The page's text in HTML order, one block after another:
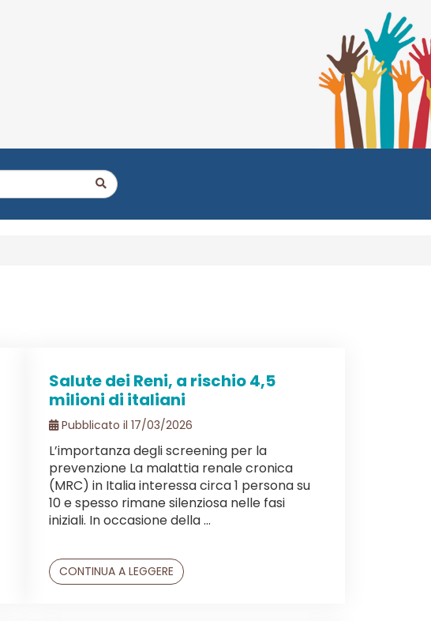
Salute dei Reni, a rischio 4,5
milioni di italiani
Pubblicato il 17/03/2026
L’importanza degli screening per la
prevenzione La malattia renale cronica
(MRC) in Italia interessa circa 1 persona su
10 e spesso rimane silenziosa nelle fasi
iniziali. In occasione della ...
CONTINUA A LEGGERE